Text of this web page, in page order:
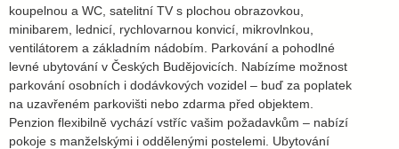
koupelnou a WC, satelitní TV s plochou obrazovkou,
minibarem, lednicí, rychlovarnou konvicí, mikrovlnkou,
ventilátorem a základním nádobím. Parkování a pohodlné
levné ubytování v Českých Budějovicích. Nabízíme možnost
parkování osobních i dodávkových vozidel – buď za poplatek
na uzavřeném parkovišti nebo zdarma před objektem.
Penzion flexibilně vychází vstříc vašim požadavkům – nabízí
pokoje s manželskými i oddělenými postelemi. Ubytování